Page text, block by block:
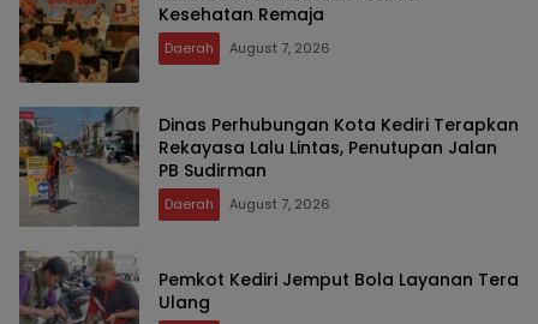
Kesehatan Remaja
Daerah August 7, 2026
Dinas Perhubungan Kota Kediri Terapkan
Rekayasa Lalu Lintas, Penutupan Jalan
PB Sudirman
Daerah August 7, 2026
Pemkot Kediri Jemput Bola Layanan Tera
Ulang